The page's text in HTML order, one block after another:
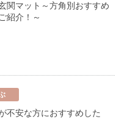
関マット～方角別おすすめ
紹介！～
不安な方におすすめした